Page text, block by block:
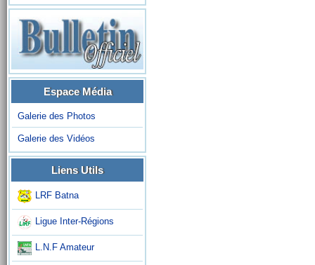
Espace Média
Galerie des Photos
Galerie des Vidéos
Liens Utils
LRF Batna
Ligue Inter-Régions
L.N.F Amateur